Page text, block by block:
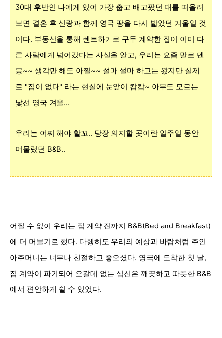
30대 후반인 나에게 있어 가장 춥고 배고팠던 때를 떠올려
보면 결혼 후 신랑과 함께 영국 땅을 다시 밟았던 겨울일 것
이다. 부동산을 통해 렌트하기로 구두 계약한 집이 이미 다
른 사람에게 넘어갔다는 사실을 알고, 우리는 요즘 말로 멘
붕~~ 생각만 해도 아찔~~ 설마 설마 하고는 왔지만 실제
로 "집이 없다" 라는 현실에 눈앞이 캄캄~ 아무도 모르는
낯선 영국 겨울...
우리는 어찌 해야 할꼬.. 당장 의지할 곳이란 일주일 동안
머물렀던 B&B..
어쩔 수 없이 우리는 집 계약 전까지 B&B(Bed and Breakfast)
에 더 머물기로 했다. 다행히도 우리의 예상과 바람처럼 주인
아주머니는 너무나 친절하고 좋으셨다. 영국에 도착한 첫 날,
집 계약이 파기되어 오갈데 없는 심신은 깨끗하고 따뜻한 B&B
에서 편안하게 쉴 수 있었다.